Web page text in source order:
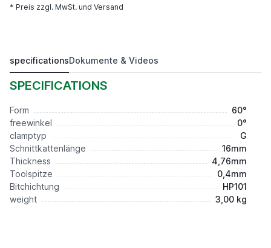
* Preis zzgl. MwSt. und Versand
TNGG160404-AL HP101
4,00 €*
specificationsDokumente & Videos
SPECIFICATIONS
Form
60°
freewinkel
0°
clamptyp
G
Schnittkattenlänge
16mm
Thickness
4,76mm
Toolspitze
0,4mm
Bitchichtung
HP101
weight
3,00 kg